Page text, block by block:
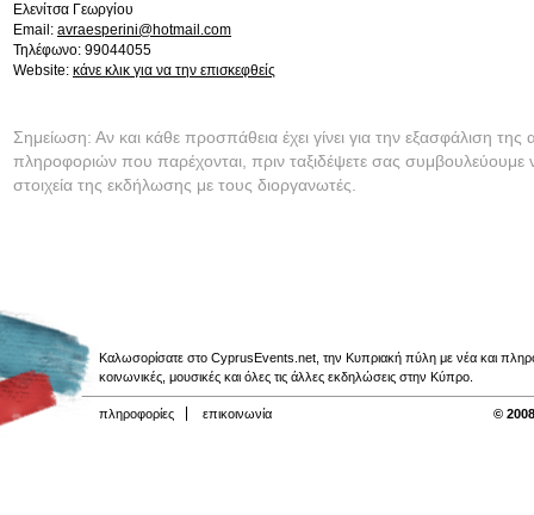
Ελενίτσα Γεωργίου
Email: avraesperini@hotmail.com
Τηλέφωνο: 99044055
Website: κάνε κλικ για να την επισκεφθείς
Σημείωση: Αν και κάθε προσπάθεια έχει γίνει για την εξασφάλιση της
πληροφοριών που παρέχονται, πριν ταξιδέψετε σας συμβουλεύουμε
στοιχεία της εκδήλωσης με τους διοργανωτές.
Καλωσορίσατε στο CyprusEvents.net, την Κυπριακή πύλη με νέα και
κοινωνικές, μουσικές και όλες τις άλλες εκδηλώσεις στην Κύπρο.
πληροφορίες επικοινωνία ©